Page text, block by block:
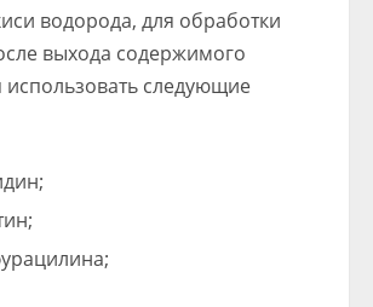
водорода, для обработки
выхода содержимого
использовать следующие